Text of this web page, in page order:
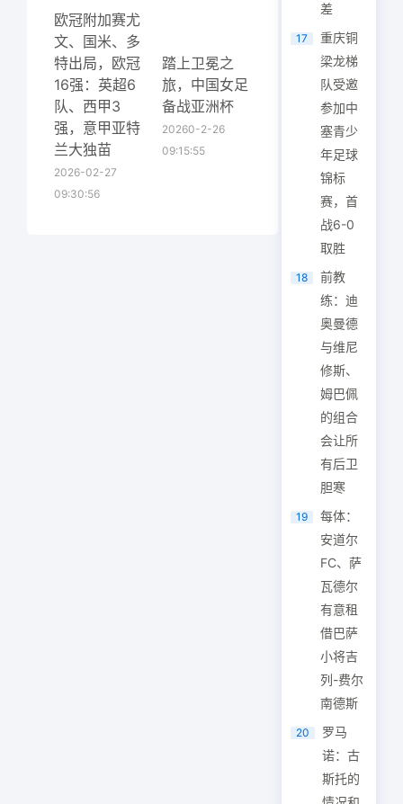
欧冠附加赛尤
文、国米、多
特出局，欧冠
16强：英超6
队、西甲3
强，意甲亚特
兰大独苗
2026-02-27
09:30:56
踏上卫冕之
旅，中国女足
备战亚洲杯
20260-2-26
09:15:55
差
17
重庆铜
梁龙梯
队受邀
参加中
塞青少
年足球
锦标
赛，首
战6-0
取胜
18
前教
练：迪
奥曼德
与维尼
修斯、
姆巴佩
的组合
会让所
有后卫
胆寒
19
每体：
安道尔
FC、萨
瓦德尔
有意租
借巴萨
小将吉
列-费尔
南德斯
20
罗马
诺：古
斯托的